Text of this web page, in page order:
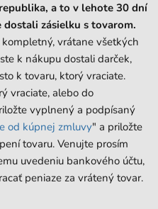
a to v lehote 30 dní
dostali zásielku s tovarom.
vrátane všetkých
k nákupu dostali darček,
k tovaru, ktorý vraciate.
vraciate, alebo do
vyplnený a podpísaný
od kúpnej zmluvy" a priložte
tovaru. Venujte prosím
uvedeniu bankového účtu,
peniaze za vrátený tovar.